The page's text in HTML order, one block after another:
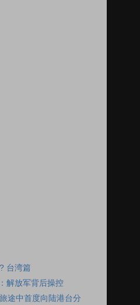
台湾篇
解放军背后操控
途中首度向陆港台分